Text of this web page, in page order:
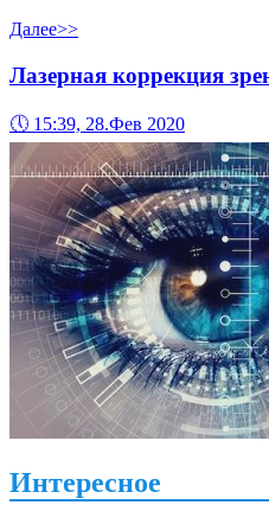
Далее>>
Лазерная коррекция
🕔 15:39, 28.Фев 2020
Интересное